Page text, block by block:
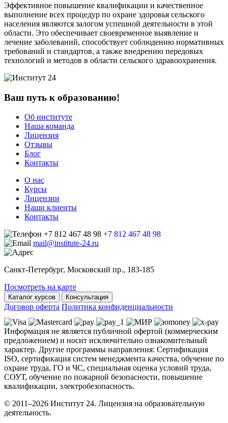
Эффективное повышение квалификации и качественное
выполнение всех процедур по охране здоровья сельского
населения являются залогом успешной деятельности в этой
области. Это обеспечивает своевременное выявление и
лечение заболеваний, способствует соблюдению нормативных
требований и стандартов, а также внедрению передовых
технологий и методов в области сельского здравоохранения.
Ваш путь к образованию!
Об институте
Наша команда
Лицензия
Отзывы
Блог
Контакты
О нас
Курсы
Лицензии
Наши клиенты
Контакты
+7 812 467 48 98 +7 812 467 48 98
mail@institute-24.ru
Санкт-Петербург, Московский пр., 183-185
Посмотреть на карте
Каталог курсов Консультация
Договор оферта Политика конфиденциальности
Информация не является публичной офертой (коммерческим
предложением) и носит исключительно ознакомительный
характер. Другие программы направления: Сертификация
ISO, сертификация систем менеджмента качества, обучение по
охране труда, ГО и ЧС, специальная оценка условий труда,
СОУТ, обучение по пожарной безопасности, повышение
квалификации, электробезопасность.
© 2011–2026 Институт 24. Лицензия на образовательную
деятельность.